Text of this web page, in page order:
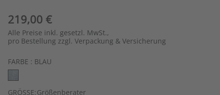
219,00 €
Alle Preise inkl. gesetzl. MwSt.,
pro Bestellung zzgl. Verpackung & Versicherung
FARBE : BLAU
GRÖSSE:Größenberater